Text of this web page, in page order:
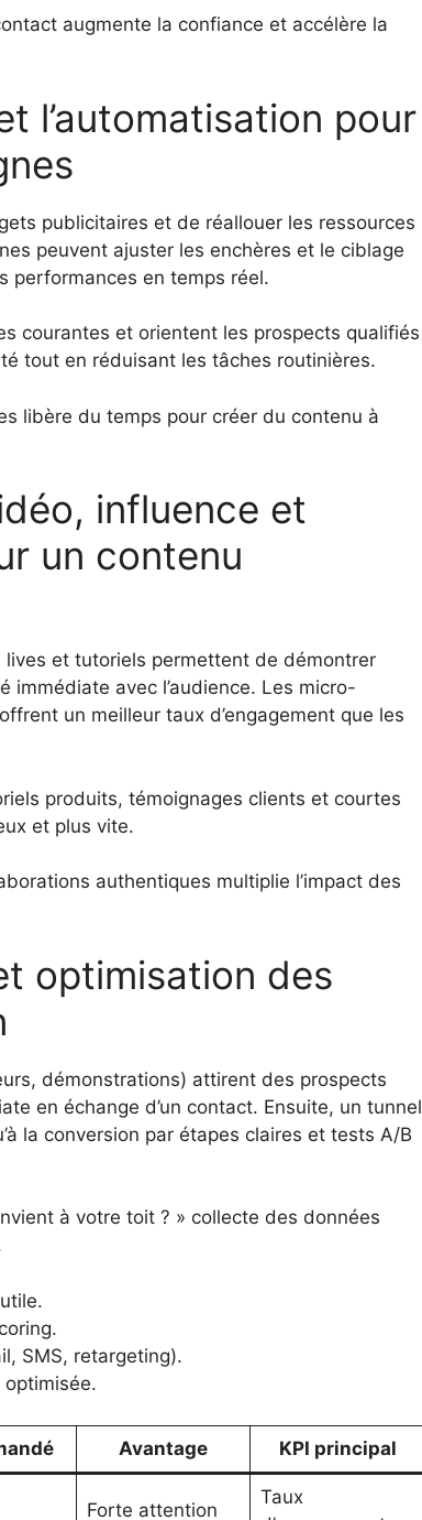
augmente la confiance et accélère la
l’automatisation pour
publicitaires et de réallouer les ressources
peuvent ajuster les enchères et le ciblage
performances en temps réel.
courantes et orientent les prospects qualifiés
tout en réduisant les tâches routinières.
libère du temps pour créer du contenu à
influence et
un contenu
lives et tutoriels permettent de démontrer
immédiate avec l’audience. Les micro-
un meilleur taux d’engagement que les
produits, témoignages clients et courtes
et plus vite.
authentiques multiplie l’impact des
optimisation des
démonstrations) attirent des prospects
en échange d’un contact. Ensuite, un tunnel
la conversion par étapes claires et tests A/B
à votre toit ? » collecte des données
SMS, retargeting).
Avantage KPI principal
Forte attention
Taux